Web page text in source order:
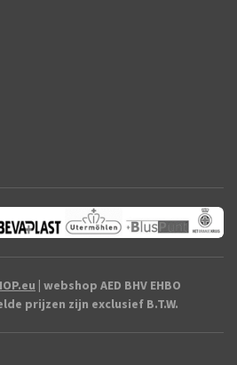
| webshop AED BHV EHBO
prijzen zijn exclusief B.T.W.